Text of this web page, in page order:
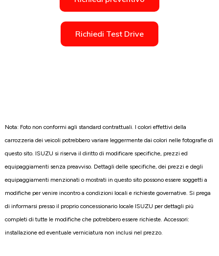
Richiedi Test Drive
Nota: Foto non conformi agli standard contrattuali. I colori effettivi della
carrozzeria dei veicoli potrebbero variare leggermente dai colori nelle fotografie di
questo sito. ISUZU si riserva il diritto di modificare specifiche, prezzi ed
equipaggiamenti senza preavviso. Dettagli delle specifiche, dei prezzi e degli
equipaggiamenti menzionati o mostrati in questo sito possono essere soggetti a
modifiche per venire incontro a condizioni locali e richieste governative. Si prega
di informarsi presso il proprio concessionario locale ISUZU per dettagli più
completi di tutte le modifiche che potrebbero essere richieste. Accessori:
installazione ed eventuale verniciatura non inclusi nel prezzo.